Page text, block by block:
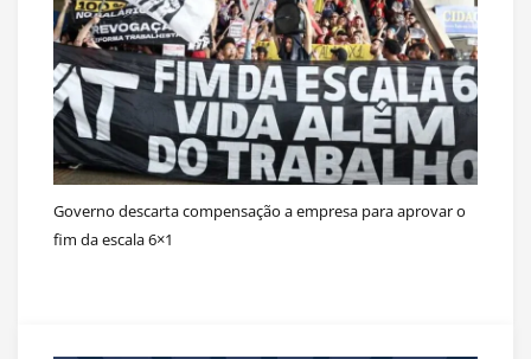
Governo descarta compensação a empresa para aprovar o
fim da escala 6×1